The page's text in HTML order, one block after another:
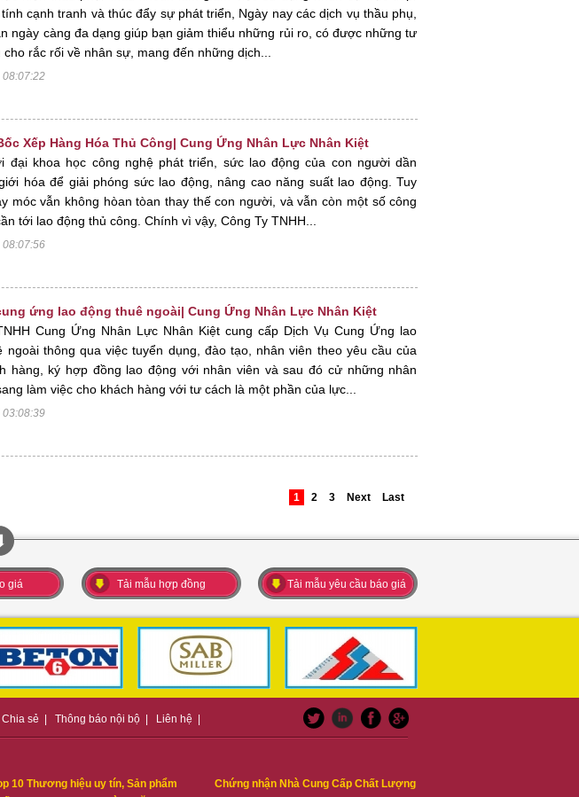
cạnh tranh và thúc đẩy sự phát triển, Ngày nay các dịch vụ thầu phụ,
ngày càng đa dạng giúp bạn giảm thiểu những rủi ro, có được những tư
rắc rối về nhân sự, mang đến những dịch...
08:07:22
Xếp Hàng Hóa Thủ Công| Cung Ứng Nhân Lực Nhân Kiệt
đại khoa học công nghệ phát triển, sức lao động của con người dần
hóa để giải phóng sức lao động, nâng cao năng suất lao động. Tuy
móc vẫn không hòan tòan thay thế con người, và vẫn còn một số công
tới lao động thủ công. Chính vì vậy, Công Ty TNHH...
08:07:56
ứng lao động thuê ngoài| Cung Ứng Nhân Lực Nhân Kiệt
Cung Ứng Nhân Lực Nhân Kiệt cung cấp Dịch Vụ Cung Ứng lao
ngoài thông qua việc tuyển dụng, đào tạo, nhân viên theo yêu cầu của
hàng, ký hợp đồng lao động với nhân viên và sau đó cử những nhân
làm việc cho khách hàng với tư cách là một phần của lực...
03:08:39
1 2 3 Next Last
giá Tải mẫu hợp đồng Tải mẫu yêu cầu báo giá
Chia sẻ Thông báo nội bộ Liên hệ
10 Thương hiệu uy tín, Sản phẩm
Chứng nhận Nhà Cung Cấp Chất Lượng